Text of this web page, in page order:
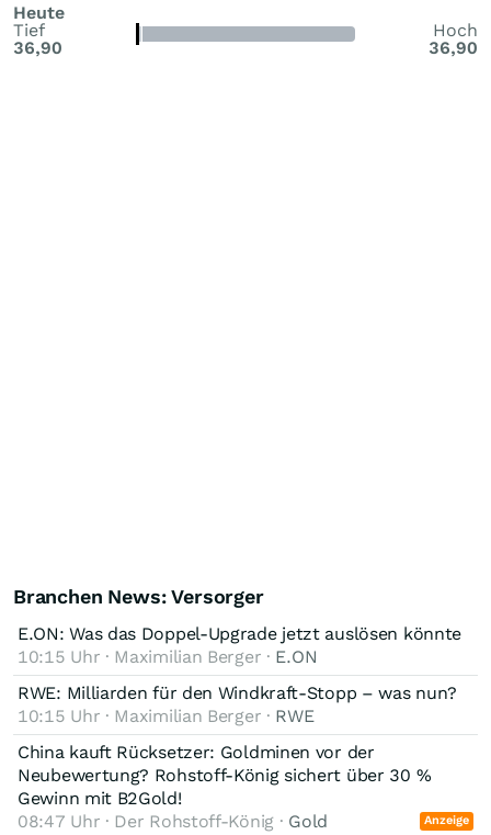
Heute
Tief
36,90
Hoch
36,90
Branchen News: Versorger
E.ON: Was das Doppel-Upgrade jetzt auslösen könnte
10:15 Uhr · Maximilian Berger · E.ON
RWE: Milliarden für den Windkraft-Stopp – was nun?
10:15 Uhr · Maximilian Berger · RWE
​​​​​​​China kauft Rücksetzer: Goldminen vor der
Neubewertung? Rohstoff-König sichert über 30 %
Gewinn mit B2Gold!
08:47 Uhr · Der Rohstoff-König · Gold Anzeige